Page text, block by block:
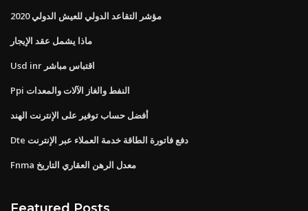
مؤشر التقاعد الدولي للعيش الدولي 2020
ماذا يشمل عقد الإيجار
Usd inr اقتباس مباشر
Ppi النفط والغاز الآلات والمعدات
أفضل حساب توفير على الإنترنت الهند
Dte دفع فاتورة الطاقة خدمة العملاء عبر الإنترنت
Fnma معدل الرهن العقاري التاريخ
Featured Posts